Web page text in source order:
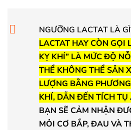
NGƯỠNG LACTAT LÀ
LACTAT HAY CÒN GỌI
KỴ KHÍ” LÀ MỨC ĐỘ
THỂ KHÔNG THỂ SẢN
LƯỢNG BẰNG
KHÍ, DẪN ĐẾN TÍCH TỤ
BẠN SẼ CẢM NHẬN
MỎI CƠ BẮP, ĐAU VÀ